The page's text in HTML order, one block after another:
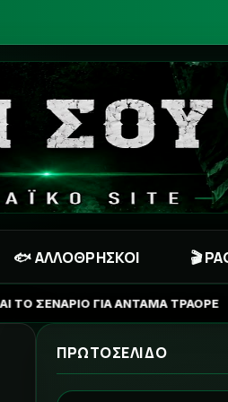
🐟 ΑΛΛΟΘΡΗΣΚΟΙ 🎬
ΤΡΑΟΡΕ ☘
ΠΡΩΤΟΣΕΛΙΔΟ